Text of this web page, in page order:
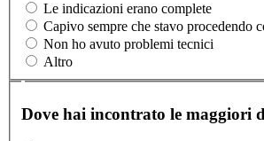
Le indicazioni erano complete
Capivo sempre che stavo procedendo
Non ho avuto problemi tecnici
Altro
Dove hai incontrato le maggiori